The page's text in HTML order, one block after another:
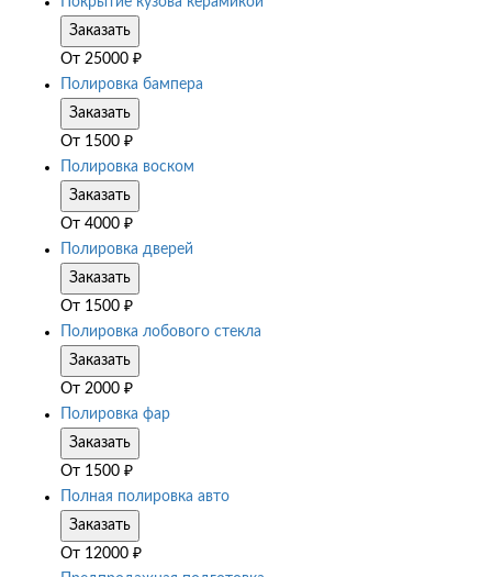
Заказать
От 25000 ₽
Полировка бампера
Заказать
От 1500 ₽
Полировка воском
Заказать
От 4000 ₽
Полировка дверей
Заказать
От 1500 ₽
Полировка лобового стекла
Заказать
От 2000 ₽
Полировка фар
Заказать
От 1500 ₽
Полная полировка авто
Заказать
От 12000 ₽